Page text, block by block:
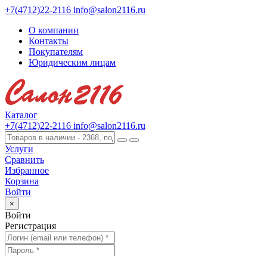
+7(4712)22-2116 info@salon2116.ru
О компании
Контакты
Покупателям
Юридическим лицам
Каталог
+7(4712)22-2116 info@salon2116.ru
Услуги
Сравнить
Избранное
Корзина
Войти
×
Войти
Регистрация